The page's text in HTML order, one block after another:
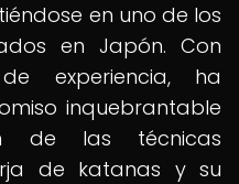
en uno de los
en Japón. Con
experiencia, ha
inquebrantable
de las técnicas
de katanas y su